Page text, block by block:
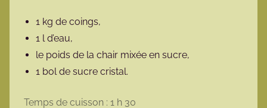
1 kg de coings,
1 l d’eau,
le poids de la chair mixée en sucre,
1 bol de sucre cristal.
Temps de cuisson : 1 h 30